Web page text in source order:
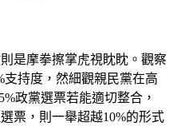
是摩拳擦掌虎視眈眈。觀察
支持度，然細觀親民黨在高
政黨選票若能適切整合，
票，則一舉超越10%的形式